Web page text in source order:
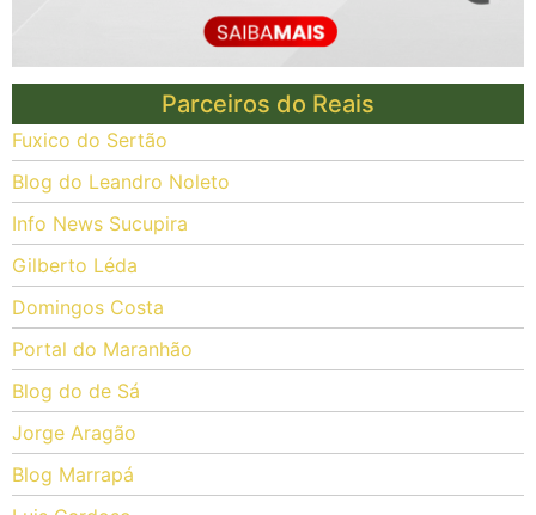
Parceiros do Reais
Fuxico do Sertão
Blog do Leandro Noleto
Info News Sucupira
Gilberto Léda
Domingos Costa
Portal do Maranhão
Blog do de Sá
Jorge Aragão
Blog Marrapá